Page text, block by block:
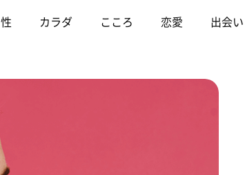
性 カラダ こころ 恋愛 出会い